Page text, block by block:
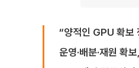
“양적인 GPU 확보
운영·배분·재원 확